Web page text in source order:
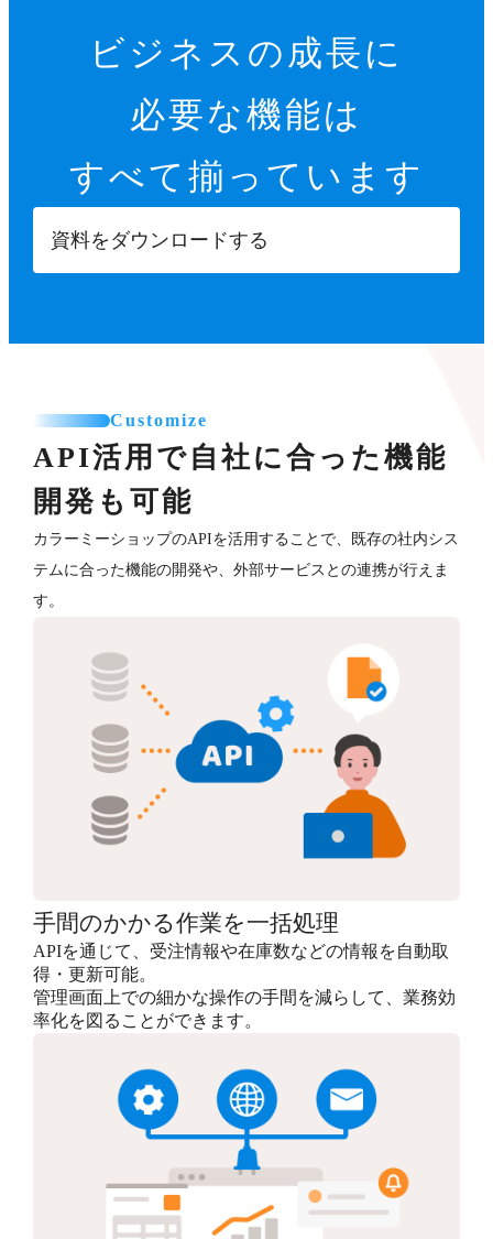
ビジネスの成長に
必要な機能は
すべて揃っています
資料をダウンロードする
Customize
API活用で自社に合った機能
開発も可能
カラーミーショップのAPIを活用することで、既存の社内シス
テムに合った機能の開発や、外部サービスとの連携が行えま
す。
手間のかかる作業を一括処理
APIを通じて、受注情報や在庫数などの情報を自動取
得・更新可能。
管理画面上での細かな操作の手間を減らして、業務効
率化を図ることができます。